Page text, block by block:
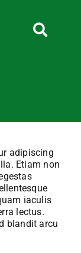
adipiscing
Etiam non
iaculis
lectus.
blandit arcu